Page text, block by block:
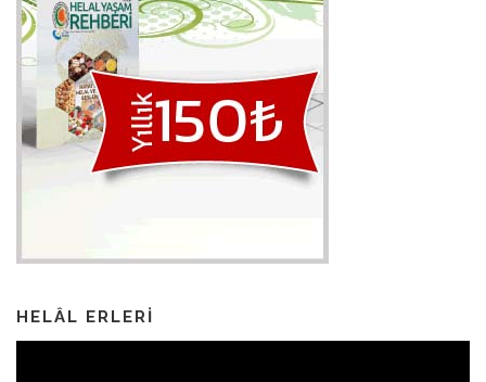
HELÂL ERLERI